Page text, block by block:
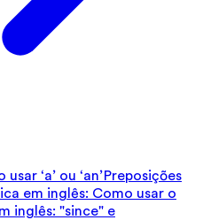
‘a’ ou ‘an’Preposições
em inglês: Como usar o
inglês: "since" e